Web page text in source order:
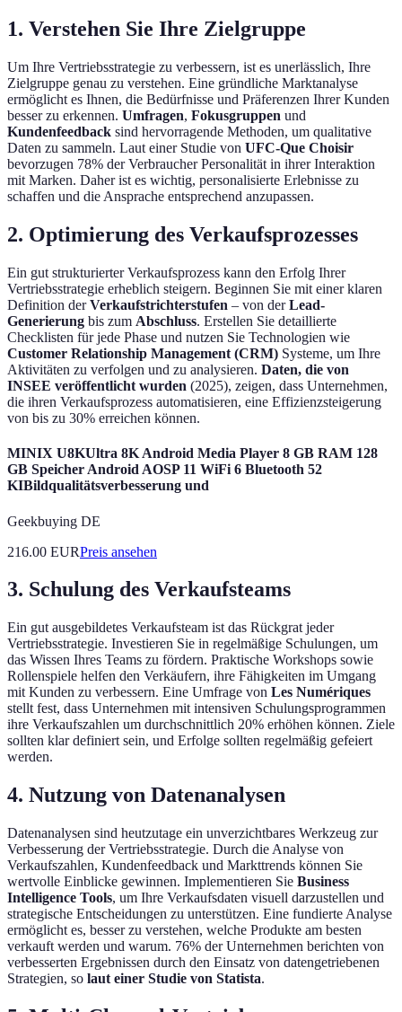
1. Verstehen Sie Ihre Zielgruppe
Um Ihre Vertriebsstrategie zu verbessern, ist es unerlässlich, Ihre
Zielgruppe genau zu verstehen. Eine gründliche Marktanalyse
ermöglicht es Ihnen, die Bedürfnisse und Präferenzen Ihrer Kunden
besser zu erkennen. Umfragen, Fokusgruppen und
Kundenfeedback sind hervorragende Methoden, um qualitative
Daten zu sammeln. Laut einer Studie von UFC-Que Choisir
bevorzugen 78% der Verbraucher Personalität in ihrer Interaktion
mit Marken. Daher ist es wichtig, personalisierte Erlebnisse zu
schaffen und die Ansprache entsprechend anzupassen.
2. Optimierung des Verkaufsprozesses
Ein gut strukturierter Verkaufsprozess kann den Erfolg Ihrer
Vertriebsstrategie erheblich steigern. Beginnen Sie mit einer klaren
Definition derVerkaufstrichterstufen – von derLead-
Generierung bis zum Abschluss. Erstellen Sie detaillierte
Checklisten für jede Phase und nutzen Sie Technologien wie
Customer Relationship Management (CRM) Systeme, um Ihre
Aktivitäten zu verfolgen und zu analysieren. Daten, die von
INSEE veröffentlicht wurden (2025), zeigen, dass Unternehmen,
die ihren Verkaufsprozess automatisieren, eine Effizienzsteigerung
von bis zu 30% erreichen können.
MINIX U8KUltra 8K Android Media Player 8 GB RAM 128
GB Speicher Android AOSP 11 WiFi 6 Bluetooth 52
KIBildqualitätsverbesserung und
Geekbuying DE
216.00 EURPreis ansehen
3. Schulung des Verkaufsteams
Ein gut ausgebildetes Verkaufsteam ist das Rückgrat jeder
Vertriebsstrategie. Investieren Sie in regelmäßige Schulungen, um
das Wissen Ihres Teams zu fördern. Praktische Workshops sowie
Rollenspiele helfen den Verkäufern, ihre Fähigkeiten im Umgang
mit Kunden zu verbessern. Eine Umfrage von Les Numériques
stellt fest, dass Unternehmen mit intensiven Schulungsprogrammen
ihre Verkaufszahlen um durchschnittlich 20% erhöhen können. Ziele
sollten klar definiert sein, und Erfolge sollten regelmäßig gefeiert
werden.
4. Nutzung von Datenanalysen
Datenanalysen sind heutzutage ein unverzichtbares Werkzeug zur
Verbesserung der Vertriebsstrategie. Durch die Analyse von
Verkaufszahlen, Kundenfeedback und Markttrends können Sie
wertvolle Einblicke gewinnen. Implementieren Sie Business
Intelligence Tools, um Ihre Verkaufsdaten visuell darzustellen und
strategische Entscheidungen zu unterstützen. Eine fundierte Analyse
ermöglicht es, besser zu verstehen, welche Produkte am besten
verkauft werden und warum. 76% der Unternehmen berichten von
verbesserten Ergebnissen durch den Einsatz von datengetriebenen
Strategien, so laut einer Studie von Statista.